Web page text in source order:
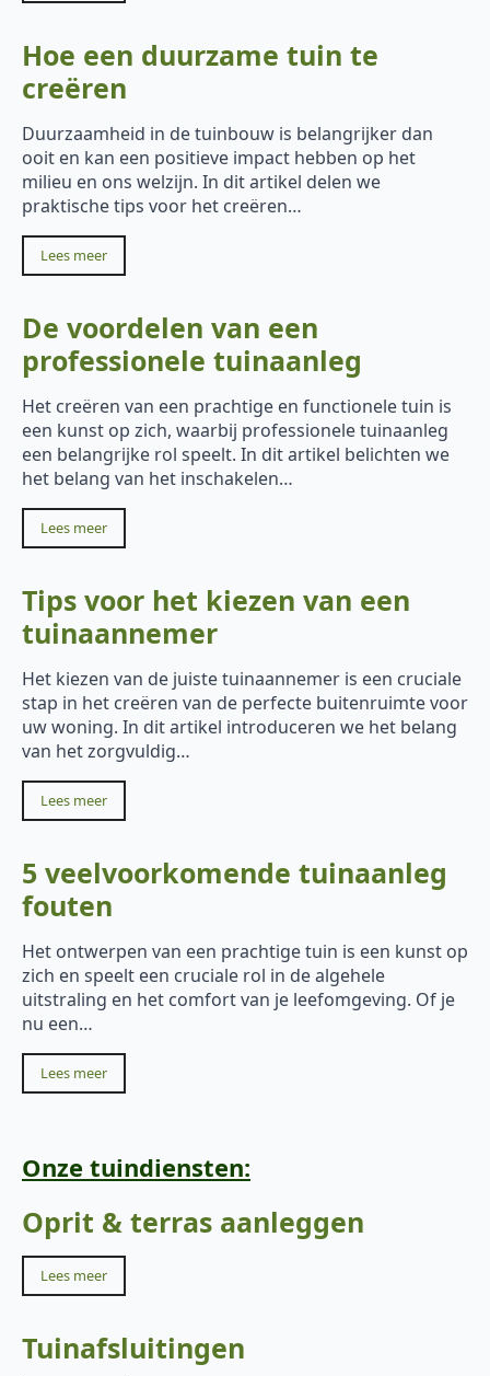
Hoe een duurzame tuin te
creëren
Duurzaamheid in de tuinbouw is belangrijker dan
ooit en kan een positieve impact hebben op het
milieu en ons welzijn. In dit artikel delen we
praktische tips voor het creëren…
Lees meer
De voordelen van een
professionele tuinaanleg
Het creëren van een prachtige en functionele tuin is
een kunst op zich, waarbij professionele tuinaanleg
een belangrijke rol speelt. In dit artikel belichten we
het belang van het inschakelen…
Lees meer
Tips voor het kiezen van een
tuinaannemer
Het kiezen van de juiste tuinaannemer is een cruciale
stap in het creëren van de perfecte buitenruimte voor
uw woning. In dit artikel introduceren we het belang
van het zorgvuldig…
Lees meer
5 veelvoorkomende tuinaanleg
fouten
Het ontwerpen van een prachtige tuin is een kunst op
zich en speelt een cruciale rol in de algehele
uitstraling en het comfort van je leefomgeving. Of je
nu een…
Lees meer
Onze tuindiensten:
Oprit & terras aanleggen
Lees meer
Tuinafsluitingen